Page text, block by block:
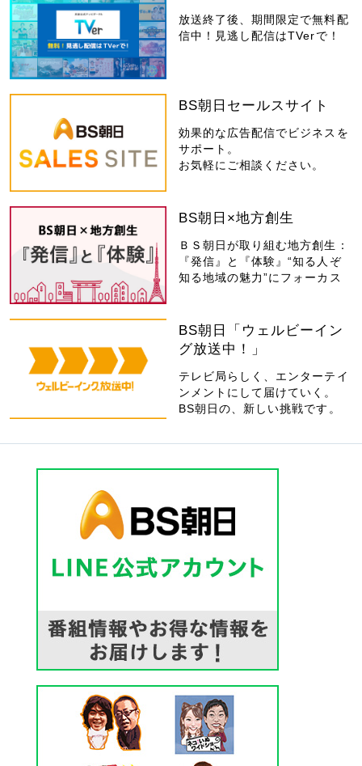
放送終了後、期間限定で無料配
信中！見逃し配信はTVerで！
BS朝日セールスサイト
効果的な広告配信でビジネスを
サポート。
お気軽にご相談ください。
BS朝日×地方創生
ＢＳ朝日が取り組む地方創生：
『発信』と『体験』“知る人ぞ
知る地域の魅力”にフォーカス
BS朝日「ウェルビーイン
グ放送中！」
テレビ局らしく、エンターテイ
ンメントにして届けていく。
BS朝日の、新しい挑戦です。